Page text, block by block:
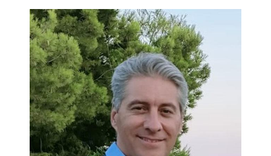
Capítulo 3. Un baño de realidad virtual- Capítulo 4. Las
comparaciones son odiosas, pero a partir de ahora, mucho
más. - Capítulo 5. No es nada personal, son solo robots.-
Capítulo 6. Demostremos a los robots que sabemos hacer bin
las cosas.- Capítulo 7. La relación humano-robot es
patética.- Capítulo 8. Reflexiones finales.- Bibliografía.